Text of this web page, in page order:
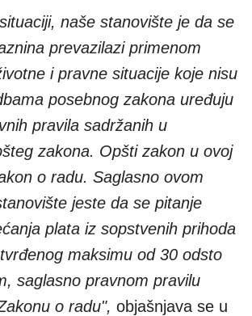
naše stanovište je da se
prevazilazi primenom
i pravne situacije koje nisu
posebnog zakona uređuju
pravila sadržanih u
zakona. Opšti zakon u ovoj
o radu. Saglasno ovom
jeste da se pitanje
plata iz sopstvenih prihoda
maksimu od 30 odsto
saglasno pravnom pravilu
o radu", objašnjava se u